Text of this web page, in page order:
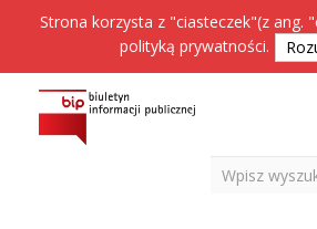
Strona korzysta z "ciasteczek"(z ang.
polityką prywatności.